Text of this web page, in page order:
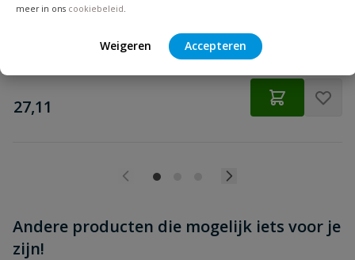
meer in ons cookiebeleid.
Weigeren Accepteren
€
27,11
Andere producten die mogelijk iets voor je
zijn!